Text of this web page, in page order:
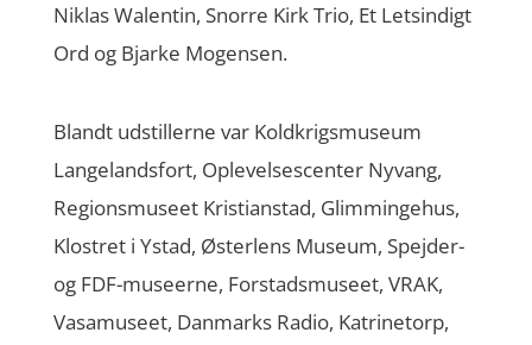
Niklas Walentin, Snorre Kirk Trio, Et Letsindigt
Ord og Bjarke Mogensen.
Blandt udstillerne var Koldkrigsmuseum
Langelandsfort, Oplevelsescenter Nyvang,
Regionsmuseet Kristianstad, Glimmingehus,
Klostret i Ystad, Østerlens Museum, Spejder-
og FDF-museerne, Forstadsmuseet, VRAK,
Vasamuseet, Danmarks Radio, Katrinetorp,